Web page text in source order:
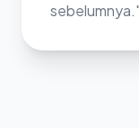
sebelumnya."